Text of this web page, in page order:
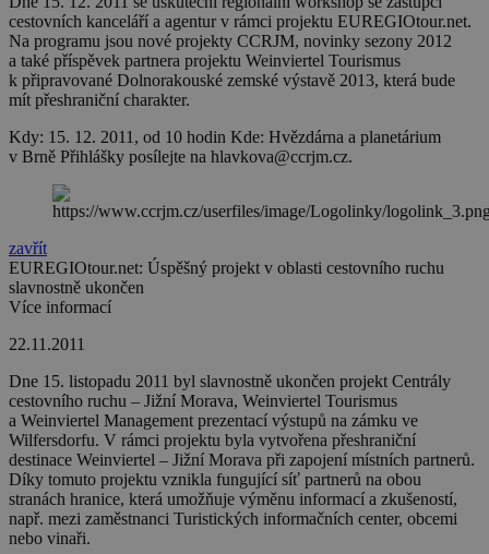
cestovních kanceláří a agentur v rámci projektu EUREGIOtour.net.
Na programu jsou nové projekty CCRJM, novinky sezony 2012
a také příspěvek partnera projektu Weinviertel Tourismus
k připravované Dolnorakouské zemské výstavě 2013, která bude
mít přeshraniční charakter.
Kdy: 15. 12. 2011, od 10 hodin Kde: Hvězdárna a planetárium
v Brně Přihlášky posílejte na hlavkova@ccrjm.cz.
zavřít
EUREGIOtour.net: Úspěšný projekt v oblasti cestovního ruchu
slavnostně ukončen
Více informací
22.11.2011
Dne 15. listopadu 2011 byl slavnostně ukončen projekt Centrály
cestovního ruchu – Jižní Morava, Weinviertel Tourismus
a Weinviertel Management prezentací výstupů na zámku ve
Wilfersdorfu. V rámci projektu byla vytvořena přeshraniční
destinace Weinviertel – Jižní Morava při zapojení místních partnerů.
Díky tomuto projektu vznikla fungující síť partnerů na obou
stranách hranice, která umožňuje výměnu informací a zkušeností,
např. mezi zaměstnanci Turistických informačních center, obcemi
nebo vinaři.